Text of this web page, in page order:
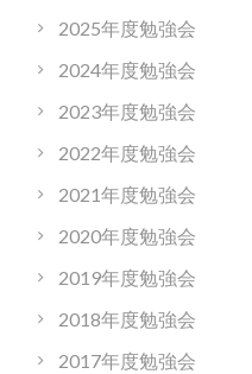
2025年度勉強会
2024年度勉強会
2023年度勉強会
2022年度勉強会
2021年度勉強会
2020年度勉強会
2019年度勉強会
2018年度勉強会
2017年度勉強会